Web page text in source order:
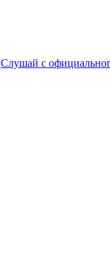
Слушай с